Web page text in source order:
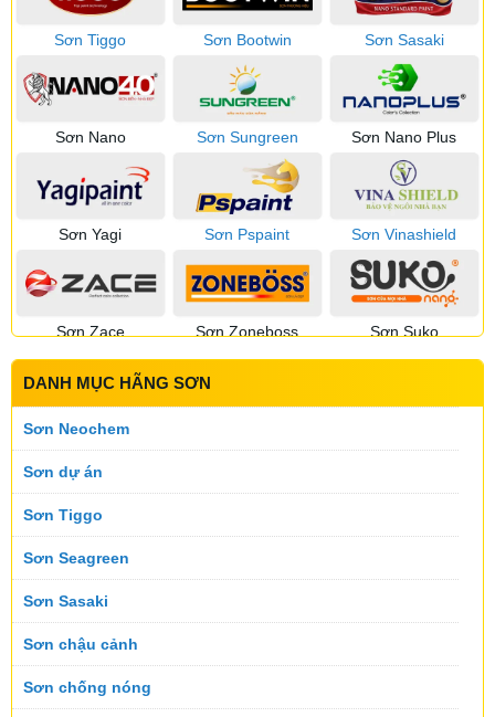
Sơn Tiggo Sơn Bootwin Sơn Sasaki
Sơn Nano Sơn Sungreen Sơn Nano Plus
Sơn Yagi Sơn Pspaint Sơn Vinashield
Sơn Zace Sơn Zoneboss Sơn Suko
Sơn Sumika
Sơn Topnex
Sơn Velar Sơn Vinastar Sơn Koner
DANH MỤC HÃNG SƠN
Sơn Neochem
Sơn dự án
Sơn Tiggo
Sơn Seagreen
Sơn Sasaki
Sơn chậu cảnh
Sơn chống nóng